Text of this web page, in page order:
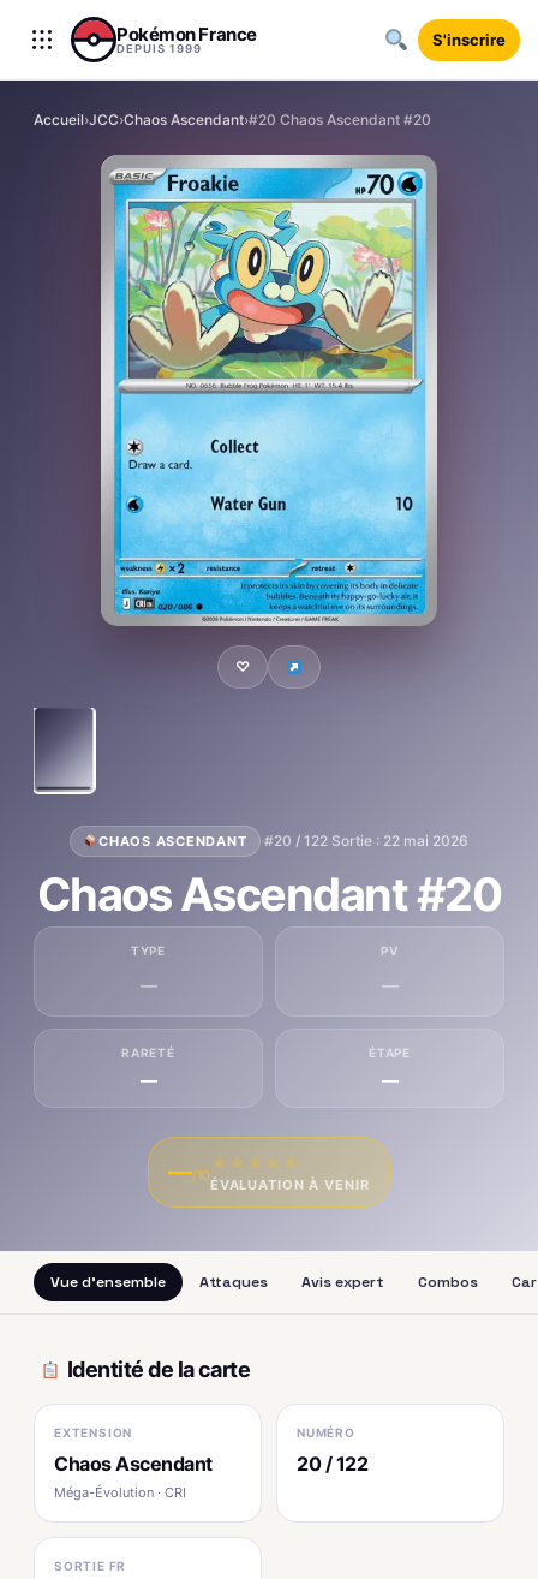
Aller au contenu
Pokémon France
DEPUIS 1999 S'inscrire
Accueil›JCC›Chaos Ascendant›#20 Chaos Ascendant #20
♡
CHAOS ASCENDANT ·#20 / 122·Sortie : 22 mai 2026
Chaos Ascendant #20
TYPE
—
PV
—
RARETÉ
—
ÉTAPE
—
—/10
★ ★ ★ ★ ★
ÉVALUATION À VENIR
Vue d'ensemble Attaques Avis expert Combos
Identité de la carte
EXTENSION
Chaos Ascendant
Méga-Évolution · CRI
NUMÉRO
20 / 122
SORTIE FR